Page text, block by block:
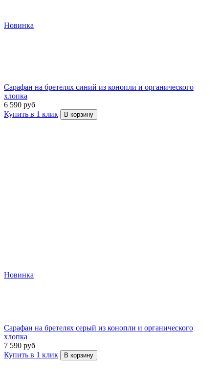
Новинка
Сарафан на бретелях синий из конопли и органического
хлопка
6 590 руб
Купить в 1 клик
В корзину
Новинка
Сарафан на бретелях серый из конопли и органического
хлопка
7 590 руб
Купить в 1 клик
В корзину